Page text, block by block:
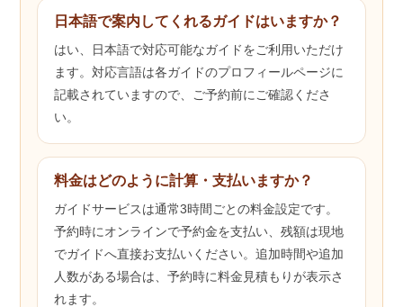
日本語で案内してくれるガイドはいますか？
はい、日本語で対応可能なガイドをご利用いただけ
ます。対応言語は各ガイドのプロフィールページに
記載されていますので、ご予約前にご確認くださ
い。
料金はどのように計算・支払いますか？
ガイドサービスは通常3時間ごとの料金設定です。
予約時にオンラインで予約金を支払い、残額は現地
でガイドへ直接お支払いください。追加時間や追加
人数がある場合は、予約時に料金見積もりが表示さ
れます。